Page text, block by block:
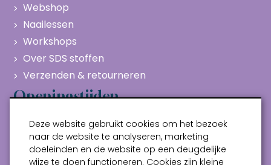
Webshop
Naailessen
Workshops
Over SDS stoffen
Verzenden & retourneren
Openingstijden
Maandag
Gesloten
Dinsdag
10:00 - 17:00
Woensdag
10:00 - 17:00
Deze website gebruikt cookies om het bezoek
naar de website te analyseren, marketing
doeleinden en de website op een deugdelijke
wijze te doen functioneren. Cookies zijn kleine